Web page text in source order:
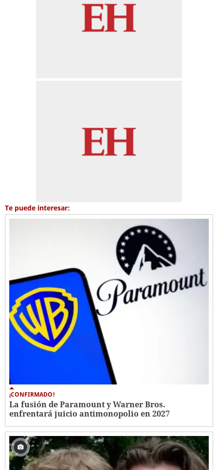
Te puede interesar:
¡CONFIRMADO!
La fusión de Paramount y Warner Bros.
enfrentará juicio antimonopolio en 2027